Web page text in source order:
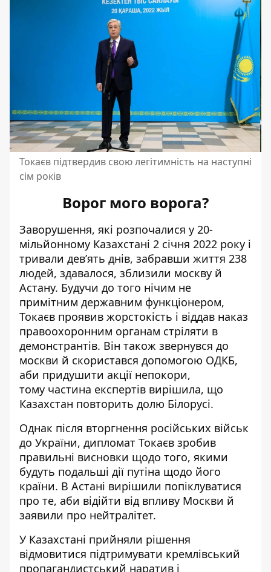
Токаєв підтвердив свою легітимність на наступні
сім років
Ворог мого ворога?
Заворушення, які розпочалися у 20-
мільйонному Казахстані 2 січня 2022 року і
тривали дев’ять днів, забравши життя 238
людей, здавалося, зблизили москву й
Астану. Будучи до того нічим не
примітним державним функціонером,
Токаєв проявив жорстокість і віддав наказ
правоохоронним органам стріляти в
демонстрантів. Він також звернувся до
москви й скористався допомогою ОДКБ,
аби придушити акції непокори,
тому частина експертів вирішила, що
Казахстан повторить долю Білорусі.
Однак після вторгнення російських військ
до України, дипломат Токаєв зробив
правильні висновки щодо того, якими
будуть подальші дії путіна щодо його
країни. В Астані вирішили попіклуватися
про те, аби відійти від впливу Москви й
заявили про нейтралітет.
У Казахстані прийняли рішення
відмовитися підтримувати кремлівський
пропагандистський наратив і